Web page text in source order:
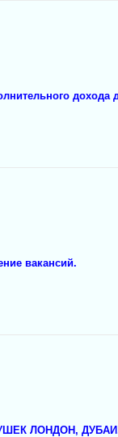
дохода
вакансий.
ЛОНДОН,